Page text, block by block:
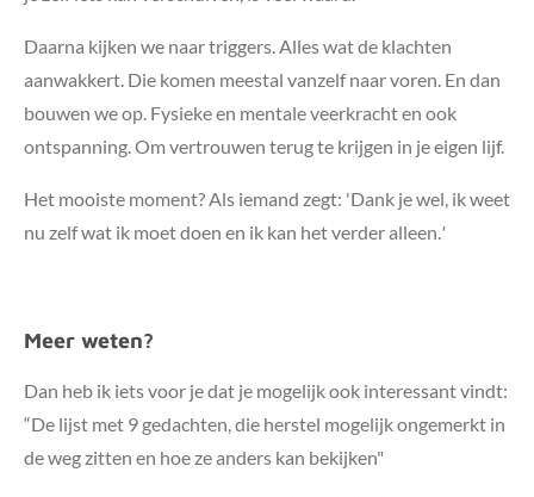
Daarna kijken we naar triggers. Alles wat de klachten
aanwakkert. Die komen meestal vanzelf naar voren. En dan
bouwen we op. Fysieke en mentale veerkracht en ook
ontspanning. Om vertrouwen terug te krijgen in je eigen lijf.
Het mooiste moment? Als iemand zegt: 'Dank je wel, ik weet
nu zelf wat ik moet doen en ik kan het verder alleen.'
Meer weten?
Dan heb ik iets voor je dat je mogelijk ook interessant vindt:
“De lijst met 9 gedachten, die herstel mogelijk ongemerkt in
de weg zitten en hoe ze anders kan bekijken"